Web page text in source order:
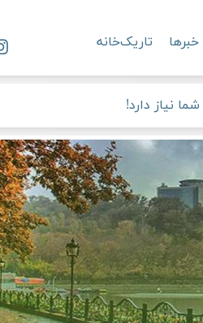
خبرها تاریک‌خانه
نیاز دارد!